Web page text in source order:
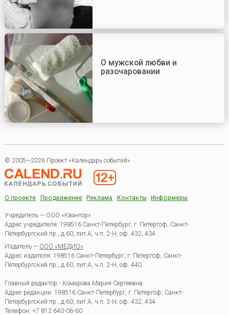
О мужской любви и
разочаровании
© 2005—2026 Проект «Календарь событий»
О проекте Продвижение Реклама Контакты Информеры
Учредитель — ООО «Квантор»
Адрес учредителя: 198516 Санкт-Петербург, г. Петергоф, Санкт-
Петербургский пр., д.60, лит.А, ч.п. 2-Н, оф. 432, 434
Издатель — ООО «МЕДИО»
Адрес издателя: 198516 Санкт-Петербург, г. Петергоф, Санкт-
Петербургский пр., д.60, лит.А, ч.п. 2-Н, оф. 440
Главный редактор - Комарова Мария Сергеевна
Адрес редакции: 198516 Санкт-Петербург, г. Петергоф, Санкт-
Петербургский пр., д.60, лит.А, ч.п. 2-Н, оф. 432, 434
Телефон: +7 812 640-06-60